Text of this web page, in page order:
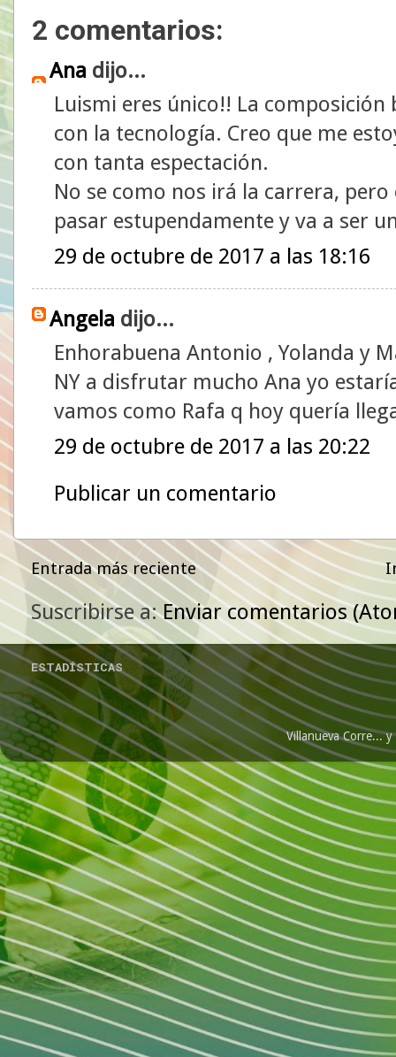
2 comentarios:
Ana dijo...
Luismi eres único!! La
con la tecnología. Creo que me
con tanta espectación.
No se como nos irá la carrera,
pasar estupendamente y va a ser
29 de octubre de 2017 a las 18:16
Angela dijo...
Enhorabuena Antonio , Yolanda y
NY a disfrutar mucho Ana yo
vamos como Rafa q hoy quería
29 de octubre de 2017 a las 20:22
Publicar un comentario
Entrada más reciente
Suscribirse a:Enviar comentarios
ESTADÍSTICAS
Villanueva Corre...